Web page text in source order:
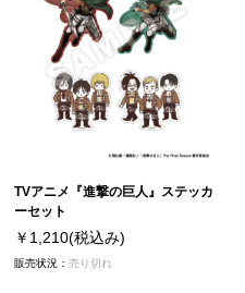
TVアニメ『進撃の巨人』ステッカ
ーセット
￥1,210(税込み)
販売状況：売り切れ